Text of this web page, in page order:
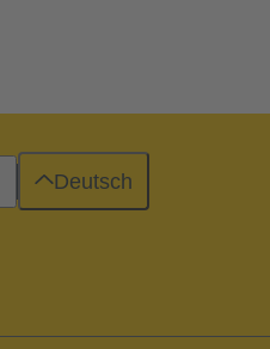
Deutsch